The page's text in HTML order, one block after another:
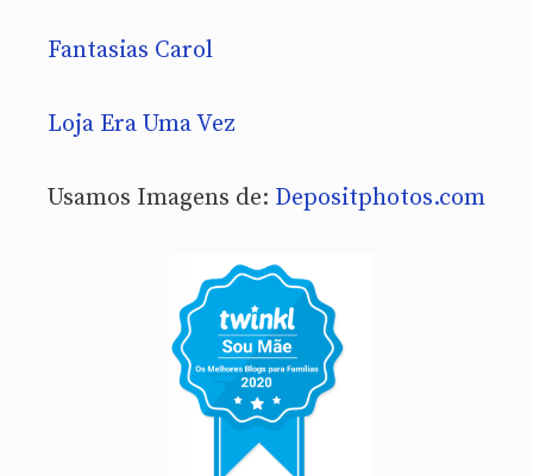
Fantasias Carol
Loja Era Uma Vez
Usamos Imagens de: Depositphotos.com